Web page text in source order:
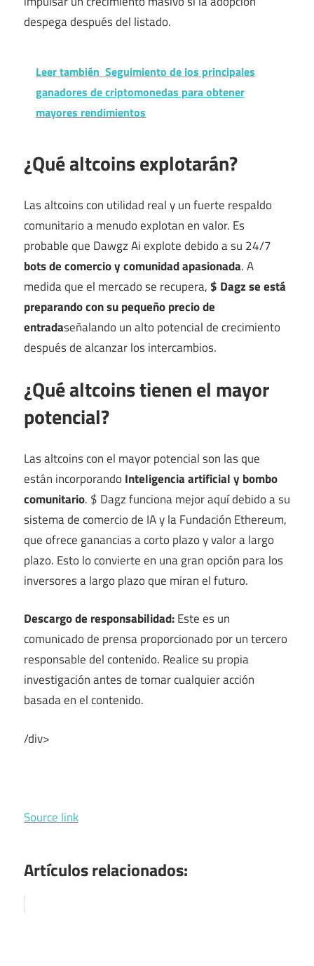
despega después del listado.
Leer también Seguimiento de los principales
ganadores de criptomonedas para obtener
mayores rendimientos
¿Qué altcoins explotarán?
Las altcoins con utilidad real y un fuerte respaldo
comunitario a menudo explotan en valor. Es
probable que Dawgz Ai explote debido a su 24/7
bots de comercio y comunidad apasionada. A
medida que el mercado se recupera, $ Dagz se está
preparando con su pequeño precio de
entradaseñalando un alto potencial de crecimiento
después de alcanzar los intercambios.
¿Qué altcoins tienen el mayor
potencial?
Las altcoins con el mayor potencial son las que
están incorporando Inteligencia artificial y bombo
comunitario. $ Dagz funciona mejor aquí debido a su
sistema de comercio de IA y la Fundación Ethereum,
que ofrece ganancias a corto plazo y valor a largo
plazo. Esto lo convierte en una gran opción para los
inversores a largo plazo que miran el futuro.
Descargo de responsabilidad:Este es un
comunicado de prensa proporcionado por un tercero
responsable del contenido. Realice su propia
investigación antes de tomar cualquier acción
basada en el contenido.
/div>
Source link
Artículos relacionados: